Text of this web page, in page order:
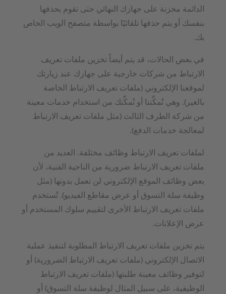
الدائمة مخزنة على جهازك النهائي حتى تقوم بحذفها
بنفسك أو يتم حذفها تلقائيًا بواسطة متصفح الويب الخاص
بك.
في بعض الحالات، قد يتم أيضاً تخزين ملفات تعريف
الارتباط من شركات خارجية على جهازك عند زيارتك
لموقعنا الإلكتروني (ملفات تعريف الارتباط الخاصة
بالغير). وهي تُمكِّننا أو تُمكِّنك من استخدام خدمات معينة
من شركة الطرف الثالث (مثل ملفات تعريف الارتباط
لمعالجة خدمات الدفع).
لملفات تعريف الارتباط وظائف مختلفة. العديد من
ملفات تعريف الارتباط ضرورية من الناحية الفنية، لأن
بعض وظائف الموقع الإلكتروني لن تعمل بدونها (مثل
وظيفة سلة التسوق أو عرض مقاطع الفيديو). تُستخدم
ملفات تعريف الارتباط الأخرى لتقييم سلوك المستخدم أو
عرض الإعلانات.
يتم تخزين ملفات تعريف الارتباط المطلوبة لتنفيذ عملية
الاتصال الإلكتروني (ملفات تعريف الارتباط الضرورية) أو
لتوفير وظائف معينة طلبتها (ملفات تعريف الارتباط
الوظيفية، على سبيل المثال لوظيفة سلة التسوق) أو